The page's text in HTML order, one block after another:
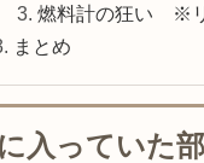
燃料計の狂い ※
まとめ
入っていた